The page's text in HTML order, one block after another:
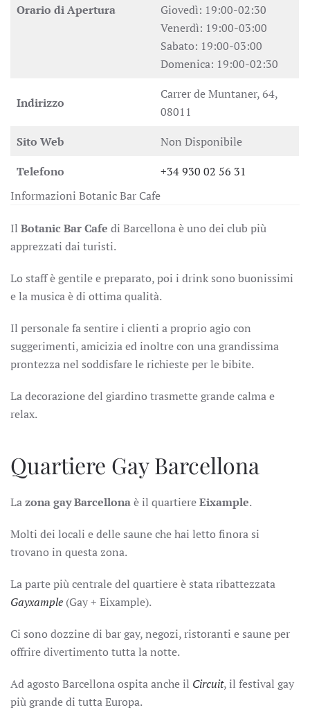
Orario di Apertura
Giovedì: 19:00-02:30
Venerdì: 19:00-03:00
Sabato: 19:00-03:00
Domenica: 19:00-02:30
Indirizzo
Carrer de Muntaner, 64,
08011
Sito Web
Non Disponibile
Telefono
+34 930 02 56 31
Informazioni Botanic Bar Cafe
Il Botanic Bar Cafe di Barcellona è uno dei club più
apprezzati dai turisti.
Lo staff è gentile e preparato, poi i drink sono buonissimi
e la musica è di ottima qualità.
Il personale fa sentire i clienti a proprio agio con
suggerimenti, amicizia ed inoltre con una grandissima
prontezza nel soddisfare le richieste per le bibite.
La decorazione del giardino trasmette grande calma e
relax.
Quartiere Gay Barcellona
Lazona gay Barcellonaè il quartiereEixample.
Molti dei locali e delle saune che hai letto finora si
trovano in questa zona.
La parte più centrale del quartiere è stata ribattezzata
Gayxample (Gay + Eixample).
Ci sono dozzine di bar gay, negozi, ristoranti e saune per
offrire divertimento tutta la notte.
Ad agosto Barcellona ospita anche il Circuit, il festival gay
più grande di tutta Europa.